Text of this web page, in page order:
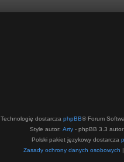
Technologię dostarcza phpBB® Forum
Style autor: Arty - phpBB 3.3
Polski pakiet językowy dostarcza
Zasady ochrony danych osobowych |